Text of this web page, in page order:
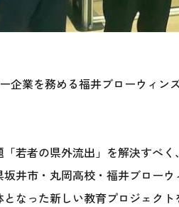
企業を務める福井ブローウィン
若者の県外流出」を解決すべ
井市・丸岡高校・福井ブロー
なった新しい教育プロジェクト